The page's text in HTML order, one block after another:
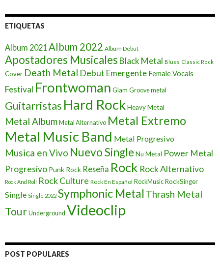
ETIQUETAS
Album 2021 Album 2022 Album Debut
Apostadores Musicales Black Metal Blues Classic Rock
Cover Death Metal Debut Emergente Female Vocals
Festival Frontwoman Glam Groove metal
Guitarristas Hard RockHeavy Metal
Metal Album Metal Alternativo Metal Extremo
Metal Music Band Metal Progresivo
Musica en Vivo Nuevo Single Nu Metal Power Metal
Progresivo Punk Rock Reseña Rock Rock Alternativo
Rock And Roll Rock Culture Rock En Español RockMusic RockSinger
Single Single 2022 Symphonic Metal Thrash Metal
Tour Underground Videoclip
POST POPULARES